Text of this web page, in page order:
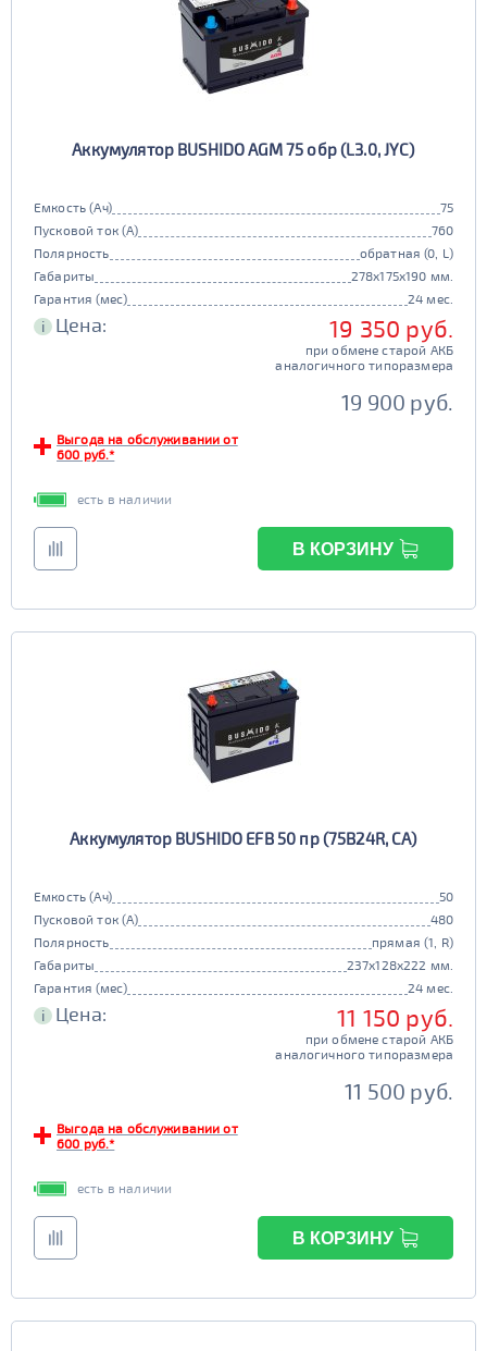
Аккумулятор BUSHIDO AGM 75 обр (L3.0, JYC)
Емкость (Ач)
75
Пусковой ток (А)
760
Полярность
обратная (0, L)
Габариты
278x175x190 мм.
Гарантия (мес)
24 мес.
i Цена: 19 350 руб.
при обмене старой АКБ
аналогичного типоразмера
19 900 руб.
Выгода на обслуживании от
600 руб.*
есть в наличии
В КОРЗИНУ
Аккумулятор BUSHIDO EFB 50 пр (75B24R, CA)
Емкость (Ач)
50
Пусковой ток (А)
480
Полярность
прямая (1, R)
Габариты
237x128x222 мм.
Гарантия (мес)
24 мес.
i Цена: 11 150 руб.
при обмене старой АКБ
аналогичного типоразмера
11 500 руб.
Выгода на обслуживании от
600 руб.*
есть в наличии
В КОРЗИНУ